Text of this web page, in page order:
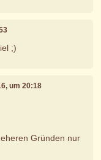
;)
um 20:18
Gründen nur